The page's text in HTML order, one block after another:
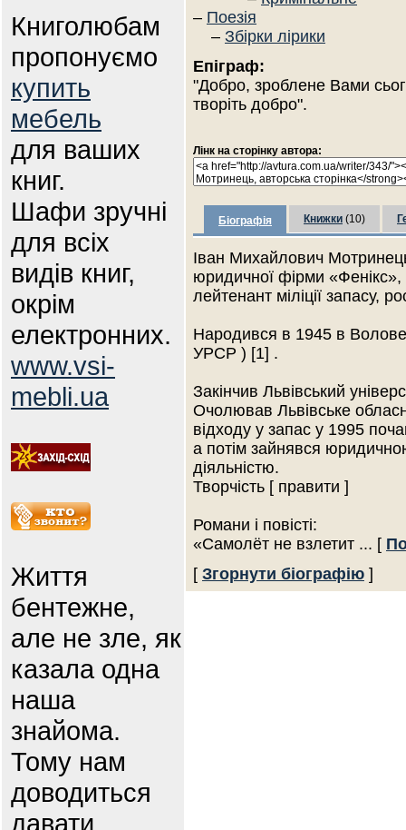
Книголюбам
пропонуємо
купить
мебель
для ваших
книг.
Шафи зручні
для всіх
видів книг,
окрім
електронних.
www.vsi-
mebli.ua
Життя
бентежне,
але не зле, як
казала одна
наша
знайома.
Тому нам
доводиться
давати
– Поезія
– Збірки лірики
Епіграф:
"Добро, зроблене Вами
творіть добро".
Лінк на сторінку автора:
Біографія Книжки (10)
Іван Михайлович
юридичної фірми
лейтенант міліції запасу,
Народився в 1945 в
УРСР ) [1] .
Закінчив Львівський
Очолював Львівське
відходу у запас у 1995
а потім зайнявся
діяльністю.
Творчість [ правити ]
Романи і повісті:
«Самолёт не взлетит ... [
[ Згорнути біографію ]